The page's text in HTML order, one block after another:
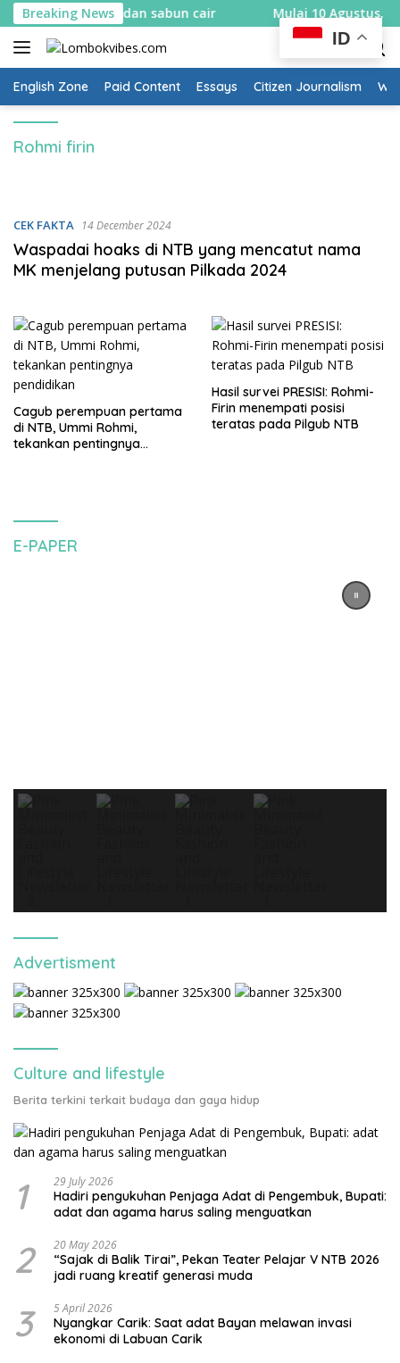
Skip
to
content
Breaking News
sabut kelapa dan sabun cair Mulai 10 Agustus,
English Zone Paid Content Essays Citizen Journalism
Rohmi firin
CEK FAKTA 14 December 2024
Waspadai hoaks di NTB yang mencatut nama
MK menjelang putusan Pilkada 2024
Cagub perempuan pertama
di NTB, Ummi Rohmi,
tekankan pentingnya
Hasil survei PRESISI: Rohmi-
Firin menempati posisi
teratas pada Pilgub NTB
E-PAPER
Advertisment
Culture and lifestyle
Berita terkini terkait budaya dan gaya hidup
1 29 July 2026
Hadiri pengukuhan Penjaga Adat di Pengembuk, Bupati:
adat dan agama harus saling menguatkan
2 20 May 2026
“Sajak di Balik Tirai”, Pekan Teater Pelajar V NTB 2026
jadi ruang kreatif generasi muda
3 5 April 2026
Nyangkar Carik: Saat adat Bayan melawan invasi
ekonomi di Labuan Carik
ID